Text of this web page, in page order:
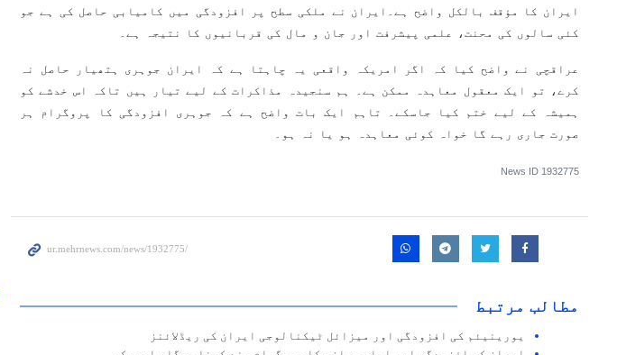
ایران کا مؤقف بالکل واضح ہے۔ایران نے ملکی سطح پر افزودگی میں کامیابی حاصل کی ہے جو
کئی سالوں کی محنت، علمی پیشرفت اور جان و مال کی قربانیوں کا نتیجہ ہے۔
عراقچی نے واضح کیا کہ اگر امریکہ واقعی یہ چاہتا ہے کہ ایران جوہری ہتھیار حاصل نہ
کرے، تو ایک معقول معاہدہ ممکن ہے۔ ہم سنجیدہ مذاکرات کے لیے تیار ہیں تاکہ اس خدشے کو
ہمیشہ کے لیے ختم کیا جاسکے۔ تاہم ایک بات واضح ہے کہ جوہری افزودگی کا پروگرام ہر
صورت جاری رہے گا خواہ کوئی معاہدہ ہو یا نہ ہو۔
News ID 1932775
مطالب مرتبط
یورینیئم کی افزودگی اور میزائل ٹیکنالوجی ایران کی ریڈلائنز